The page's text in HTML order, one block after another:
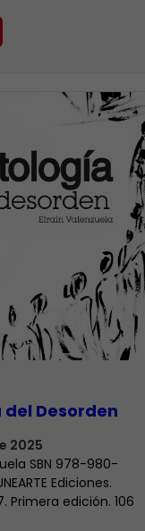
Desorden
2025
SBN 978-980-
Ediciones.
Primera edición. 106